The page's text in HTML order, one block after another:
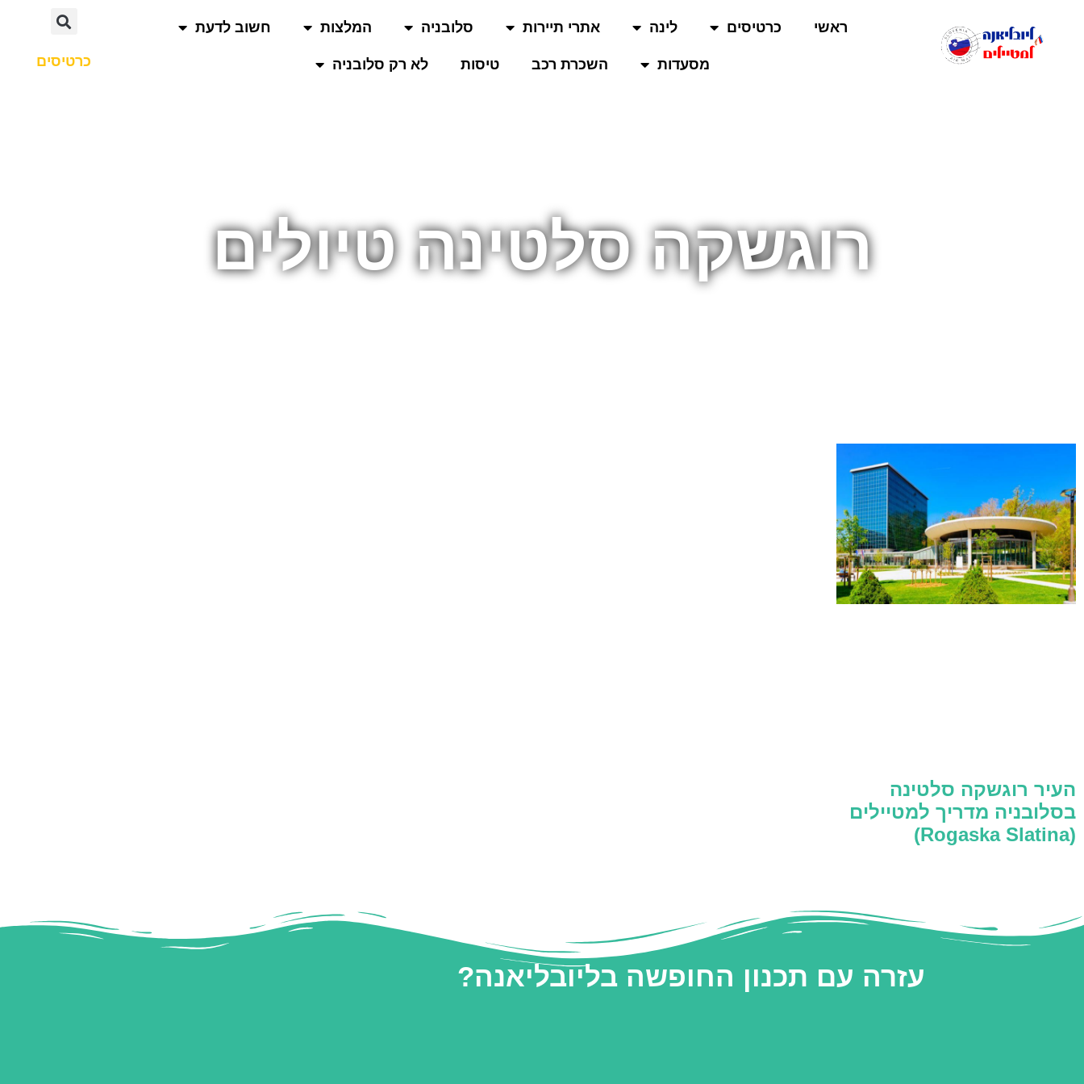
ראשי כרטיסים לינה אתרי תיירות סלובניה המלצות חשוב לדעת
מסעדות השכרת רכב טיסות לא רק סלובניה כרטיסים
רוגשקה סלטינה טיולים
העיר רוגשקה סלטינה
בסלובניה מדריך למטיילים
(Rogaska Slatina)
עזרה עם תכנון החופשה בליובליאנה?